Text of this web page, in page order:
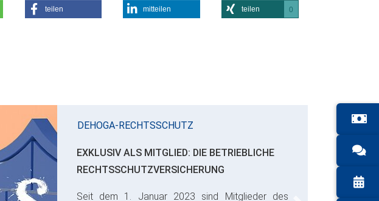
teilen mitteilen teilen 0
DEHOGA-RECHTSSCHUTZ
EXKLUSIV ALS MITGLIED: DIE BETRIEBLICHE
RECHTSSCHUTZVERSICHERUNG
Seit dem 1. Januar 2023 sind Mitglieder des